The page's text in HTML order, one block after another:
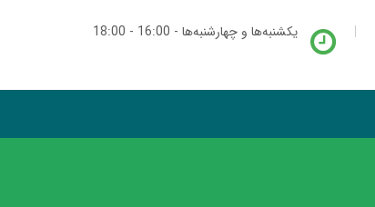
یکشنبه‌ها و چهارشنبه‌ها - 16:00 - 18:00